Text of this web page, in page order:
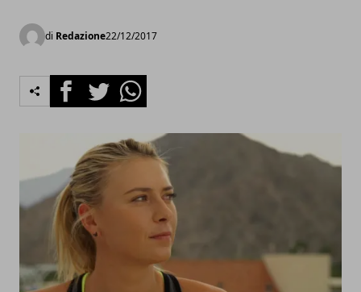
di Redazione22/12/2017
FacebookTwitterWhatsapp